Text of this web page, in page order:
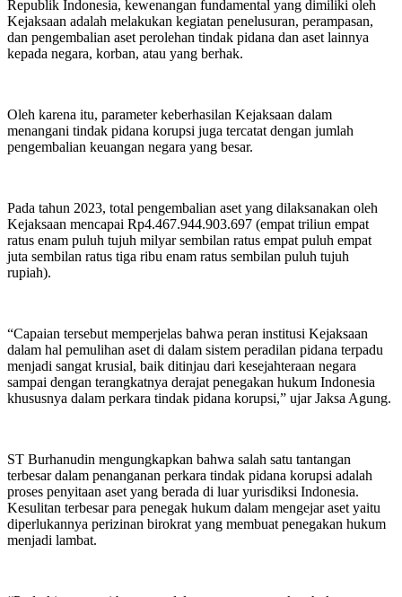
Republik Indonesia, kewenangan fundamental yang dimiliki oleh
Kejaksaan adalah melakukan kegiatan penelusuran, perampasan,
dan pengembalian aset perolehan tindak pidana dan aset lainnya
kepada negara, korban, atau yang berhak.
Oleh karena itu, parameter keberhasilan Kejaksaan dalam
menangani tindak pidana korupsi juga tercatat dengan jumlah
pengembalian keuangan negara yang besar.
Pada tahun 2023, total pengembalian aset yang dilaksanakan oleh
Kejaksaan mencapai Rp4.467.944.903.697 (empat triliun empat
ratus enam puluh tujuh milyar sembilan ratus empat puluh empat
juta sembilan ratus tiga ribu enam ratus sembilan puluh tujuh
rupiah).
“Capaian tersebut memperjelas bahwa peran institusi Kejaksaan
dalam hal pemulihan aset di dalam sistem peradilan pidana terpadu
menjadi sangat krusial, baik ditinjau dari kesejahteraan negara
sampai dengan terangkatnya derajat penegakan hukum Indonesia
khususnya dalam perkara tindak pidana korupsi,” ujar Jaksa Agung.
ST Burhanudin mengungkapkan bahwa salah satu tantangan
terbesar dalam penanganan perkara tindak pidana korupsi adalah
proses penyitaan aset yang berada di luar yurisdiksi Indonesia.
Kesulitan terbesar para penegak hukum dalam mengejar aset yaitu
diperlukannya perizinan birokrat yang membuat penegakan hukum
menjadi lambat.